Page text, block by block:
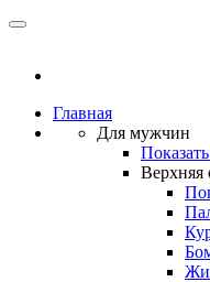
Главная
Для мужчин
Верхняя